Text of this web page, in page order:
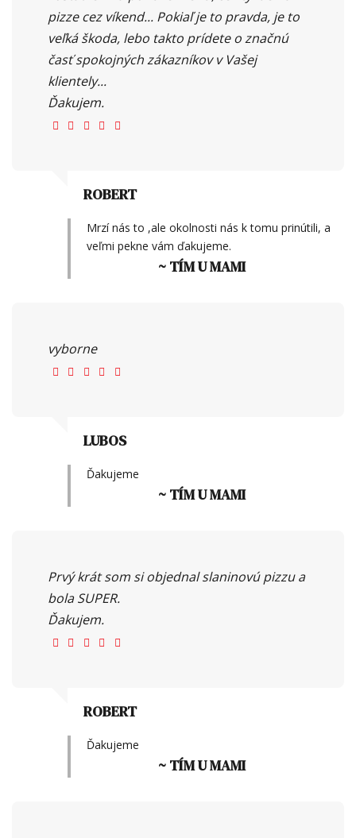
pizze cez víkend... Pokiaľ je to pravda, je to
veľká škoda, lebo takto prídete o značnú
časť spokojných zákazníkov v Vašej
klientely...
Ďakujem.
ROBERT
Mrzí nás to ,ale okolnosti nás k tomu prinútili, a
veľmi pekne vám ďakujeme.
~ TÍM U MAMI
vyborne
LUBOS
Ďakujeme
~ TÍM U MAMI
Prvý krát som si objednal slaninovú pizzu a
bola SUPER.
Ďakujem.
ROBERT
Ďakujeme
~ TÍM U MAMI